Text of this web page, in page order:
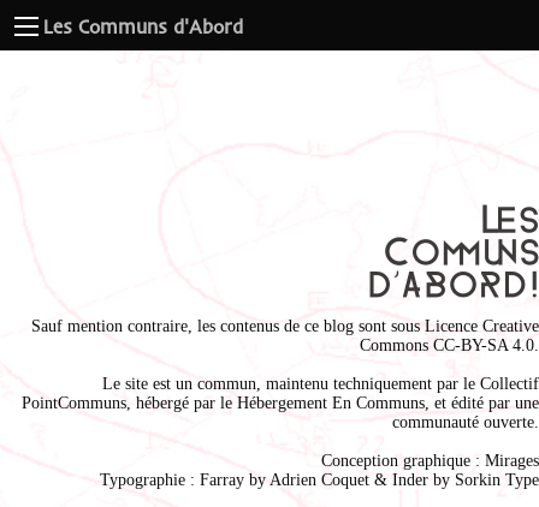
Les Communs d'Abord
Sauf mention contraire, les contenus de ce blog sont sous Licence Creative
Commons CC-BY-SA 4.0
Le site est un commun, maintenu techniquement par le Collectif
PointCommuns , hébergé par le Hébergement En Communs , et édité par une
communauté ouverte.
Conception graphique : Mirages
Typographie : Farray by Adrien Coquet & Inder by Sorkin Type